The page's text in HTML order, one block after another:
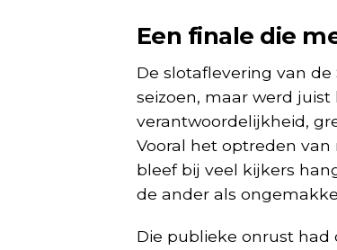
Een finale die
De slotaflevering van
seizoen, maar werd
verantwoordelijkheid,
Vooral het optreden
bleef bij veel kijkers
de ander als
Die publieke onrust